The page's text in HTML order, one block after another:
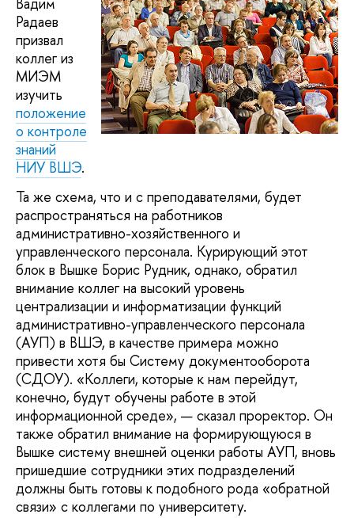
Радаев
призвал
коллег из
МИЭМ
изучить
положение
о контроле
знаний
НИУ ВШЭ.
Та же схема, что и с преподавателями, будет
распространяться на работников
административно-хозяйственного и
управленческого персонала. Курирующий этот
блок в Вышке Борис Рудник, однако, обратил
внимание коллег на высокий уровень
централизации и информатизации функций
административно-управленческого персонала
(АУП) в ВШЭ, в качестве примера можно
привести хотя бы Систему документооборота
(СДОУ). «Коллеги, которые к нам перейдут,
конечно, будут обучены работе в этой
информационной среде», — сказал проректор. Он
также обратил внимание на формирующуюся в
Вышке систему внешней оценки работы АУП, вновь
пришедшие сотрудники этих подразделений
должны быть готовы к подобного рода «обратной
связи» с коллегами по университету.